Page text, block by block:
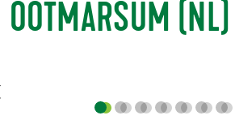
OOTMARSUM (NL)